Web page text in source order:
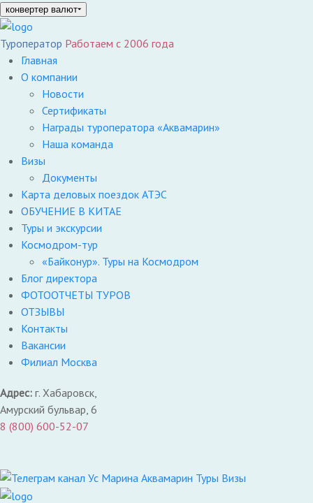
конвертер валют
Туроператор Работаем с 2006 года
Главная
О компании
Новости
Сертификаты
Награды туроператора «Аквамарин»
Наша команда
Визы
Документы
Карта деловых поездок АТЭС
ОБУЧЕНИЕ В КИТАЕ
Туры и экскурсии
Космодром-тур
«Байконур». Туры на Космодром
Блог директора
ФОТООТЧЕТЫ ТУРОВ
ОТЗЫВЫ
Контакты
Вакансии
Филиал Москва
Адрес: г. Хабаровск,
Амурский бульвар, 6
8 (800) 600-52-07